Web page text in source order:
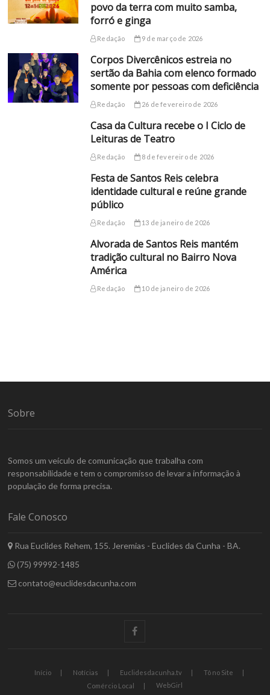
povo da terra com muito samba,
forró e ginga
Redação 9 de março de 2026
Corpos Divercênicos estreia no
sertão da Bahia com elenco formado
somente por pessoas com deficiência
Redação 26 de fevereiro de 2026
Casa da Cultura recebe o I Ciclo de
Leituras de Teatro
Redação 8 de fevereiro de 2026
Festa de Santos Reis celebra
identidade cultural e reúne grande
público
Redação 13 de janeiro de 2026
Alvorada de Santos Reis mantém
tradição cultural no Bairro Nova
América
Redação 10 de janeiro de 2026
Sobre
Somos um veículo de comunicação que trabalha com
responsabilidade e tem o compromisso de levar a informação à
população de forma precisa.
Fale Conosco
Rua Euclides Rehem, 155. Jeremias - Euclides da Cunha - BA.
(75) 99992-1485
contato@euclidesdacunha.com
facebook
Início Notícias Euclidesdacunha.tv
Tô no Site
Comércio Local
WebGirl